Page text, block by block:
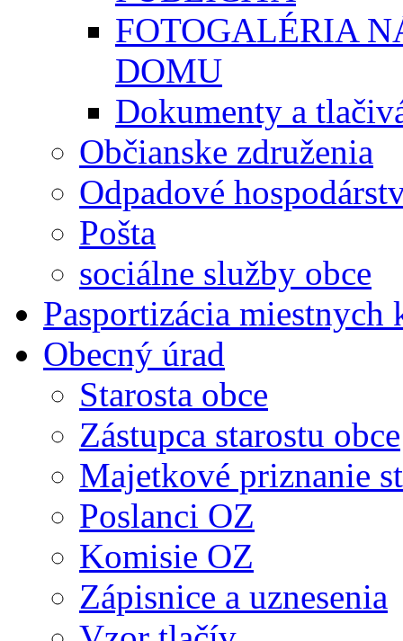
FOTOGALÉRIA
DOMU
Dokumenty a
Občianske združenia
Odpadové
Pošta
sociálne služby obce
Pasportizácia
Obecný úrad
Starosta obce
Zástupca starostu obce
Majetkové priznanie
Poslanci OZ
Komisie OZ
Zápisnice a uznesenia